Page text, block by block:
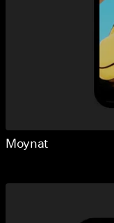
Moynat